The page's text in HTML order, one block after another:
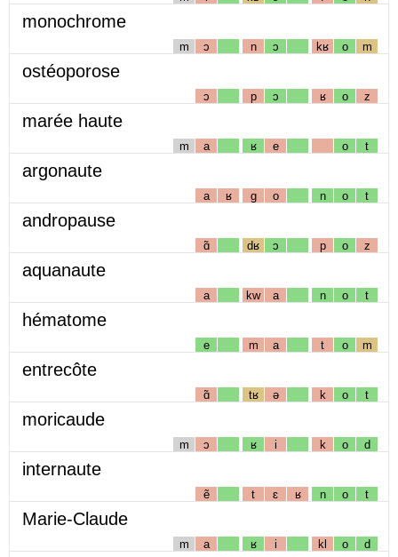
monochrome
m ɔ n ɔ kʁ o m
ostéoporose
ɔ p ɔ ʁ o z
marée haute
m a ʁ e o t
argonaute
a ʁ g o n o t
andropause
ɑ̃ dʁ ɔ p o z
aquanaute
a kw a n o t
hématome
e m a t o m
entrecôte
ɑ̃ tʁ ə k o t
moricaude
m ɔ ʁ i k o d
internaute
ẽ t ɛ ʁ n o t
Marie-Claude
m a ʁ i kl o d